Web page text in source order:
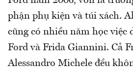
phận phụ kiện và túi xách.
cũng có nhiều năm học việc
Ford và Frida Giannini. Cả
Alessandro Michele đều